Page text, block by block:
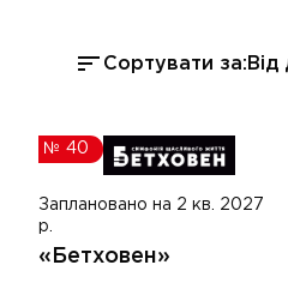
Сортувати за:
№ 40
Заплановано на 2 кв. 2027
р.
«Бетховен»